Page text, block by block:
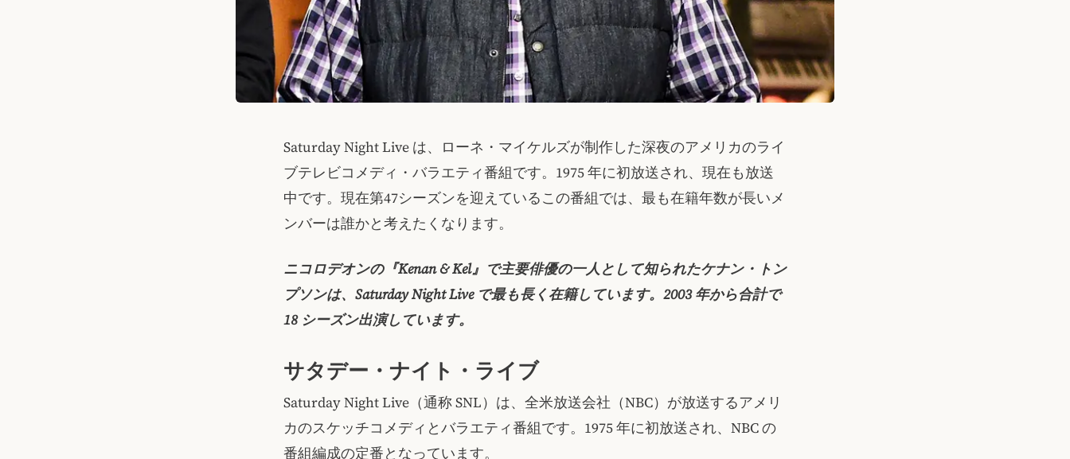
Saturday Night Live は、ローネ・マイケルズが制作した深夜のアメリカのライ
ブテレビコメディ・バラエティ番組です。1975 年に初放送され、現在も放送
中です。現在第47シーズンを迎えているこの番組では、最も在籍年数が長いメ
ンバーは誰かと考えたくなります。
ニコロデオンの『Kenan & Kel』で主要俳優の一人として知られたケナン・トン
プソンは、Saturday Night Live で最も長く在籍しています。2003 年から合計で
18 シーズン出演しています。
サタデー・ナイト・ライブ
Saturday Night Live（通称 SNL）は、全米放送会社（NBC）が放送するアメリ
カのスケッチコメディとバラエティ番組です。1975 年に初放送され、NBC の
番組編成の定番となっています。